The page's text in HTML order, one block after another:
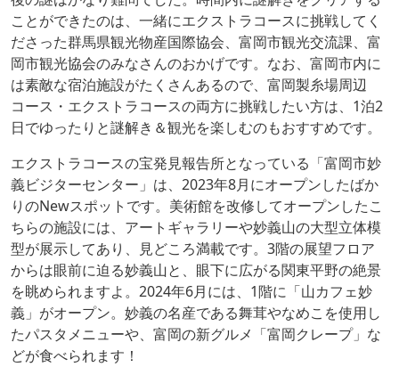
ことができたのは、一緒にエクストラコースに挑戦してく
ださった群馬県観光物産国際協会、富岡市観光交流課、富
岡市観光協会のみなさんのおかげです。なお、富岡市内に
は素敵な宿泊施設がたくさんあるので、富岡製糸場周辺
コース・エクストラコースの両方に挑戦したい方は、1泊2
日でゆったりと謎解き＆観光を楽しむのもおすすめです。
エクストラコースの宝発見報告所となっている「富岡市妙
義ビジターセンター」は、2023年8月にオープンしたばか
りのNewスポットです。美術館を改修してオープンしたこ
ちらの施設には、アートギャラリーや妙義山の大型立体模
型が展示してあり、見どころ満載です。3階の展望フロア
からは眼前に迫る妙義山と、眼下に広がる関東平野の絶景
を眺められますよ。2024年6月には、1階に「山カフェ妙
義」がオープン。妙義の名産である舞茸やなめこを使用し
たパスタメニューや、富岡の新グルメ「富岡クレープ」な
どが食べられます！